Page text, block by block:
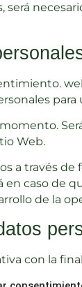
para
Web.
a través
caso de
de la
con la